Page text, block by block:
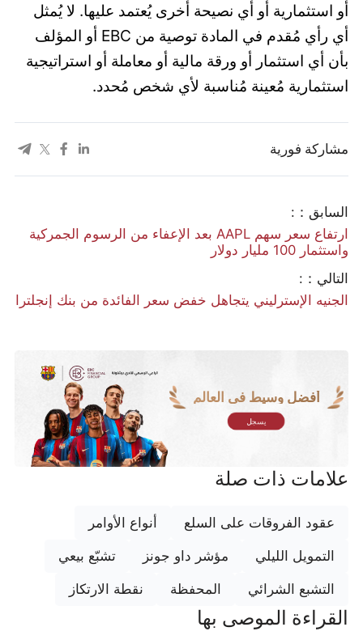
أو استثمارية أو أي نصيحة أخرى يُعتمد عليها. لا يُمثل
أي رأي مُقدم في المادة توصية من EBC أو المؤلف
بأن أي استثمار أو ورقة مالية أو معاملة أو استراتيجية
استثمارية مُعينة مُناسبة لأي شخص مُحدد.
مشاركة فورية
السابق：:
ارتفاع سعر سهم AAPL بعد الإعفاء من الرسوم الجمركية
واستثمار 100 مليار دولار
التالي：:
الجنيه الإسترليني يتجاهل خفض سعر الفائدة من بنك إنجلترا
أفضل وسيط في العالم
يسجل
علامات ذات صلة
عقود الفروقات على السلع أنواع الأوامر
التمويل الليلي مؤشر داو جونز تشبّع بيعي
التشبع الشرائي المحفظة نقطة الارتكاز
القراءة الموصى بها